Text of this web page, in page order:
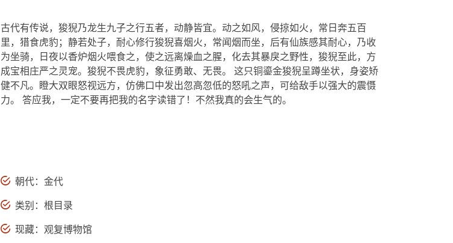
古代有传说，狻猊乃龙生九子之行五者，动静皆宜。动之如风，侵掠如火，常日奔五百
里，猎食虎豹；静若处子，耐心修行狻猊喜烟火，常闻烟而坐，后有仙族感其耐心，乃收
为坐骑，日夜以香炉烟火喂食之，使之远离燥血之腥，化去其暴戾之野性，狻猊至此，方
成宝相庄严之灵宠。狻猊不畏虎豹，象征勇敢、无畏。 这只铜鎏金狻猊呈蹲坐状，身姿矫
健不凡。瞪大双眼怒视远方，仿佛口中发出忽高忽低的怒吼之声，可给敌手以强大的震慑
力。 答应我，一定不要再把我的名字读错了！不然我真的会生气的。
朝代：金代
类别：根目录
现藏：观复博物馆